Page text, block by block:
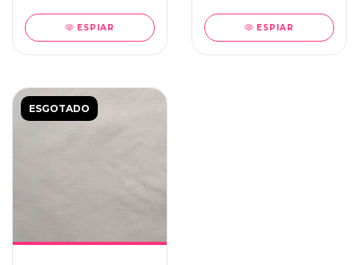
ESPIAR ESPIAR
ESGOTADO